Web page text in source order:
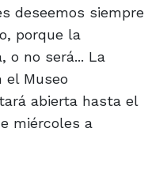
deseemos siempre
porque la
o no será... La
el Museo
abierta hasta el
miércoles a